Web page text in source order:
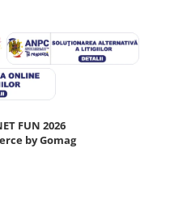
FUN 2026
by Gomag